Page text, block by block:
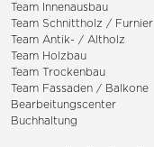
Team Innenausbau
Team Schnittholz / Furnier
Team Antik- / Altholz
Team Holzbau
Team Trockenbau
Team Fassaden / Balkone
Bearbeitungscenter
Buchhaltung